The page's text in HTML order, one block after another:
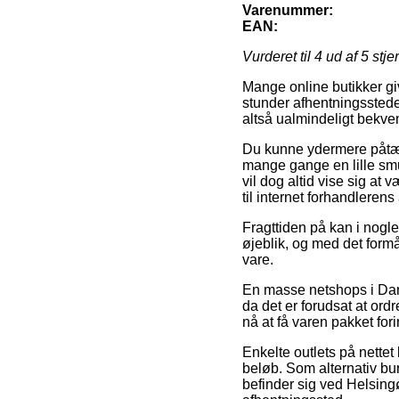
Varenummer:
EAN:
Vurderet til 4 ud af 5
Mange online butikker
stunder
altså ualmindeligt
Du kunne ydermere
mange gange en lille
vil dog altid vise sig at
til internet forhandlerens
Fragttiden på kan i
øjeblik, og med det
vare.
En masse netshops i
da det er forudsat at
nå at få varen pakket
Enkelte outlets på
beløb. Som alternativ
befinder sig ved